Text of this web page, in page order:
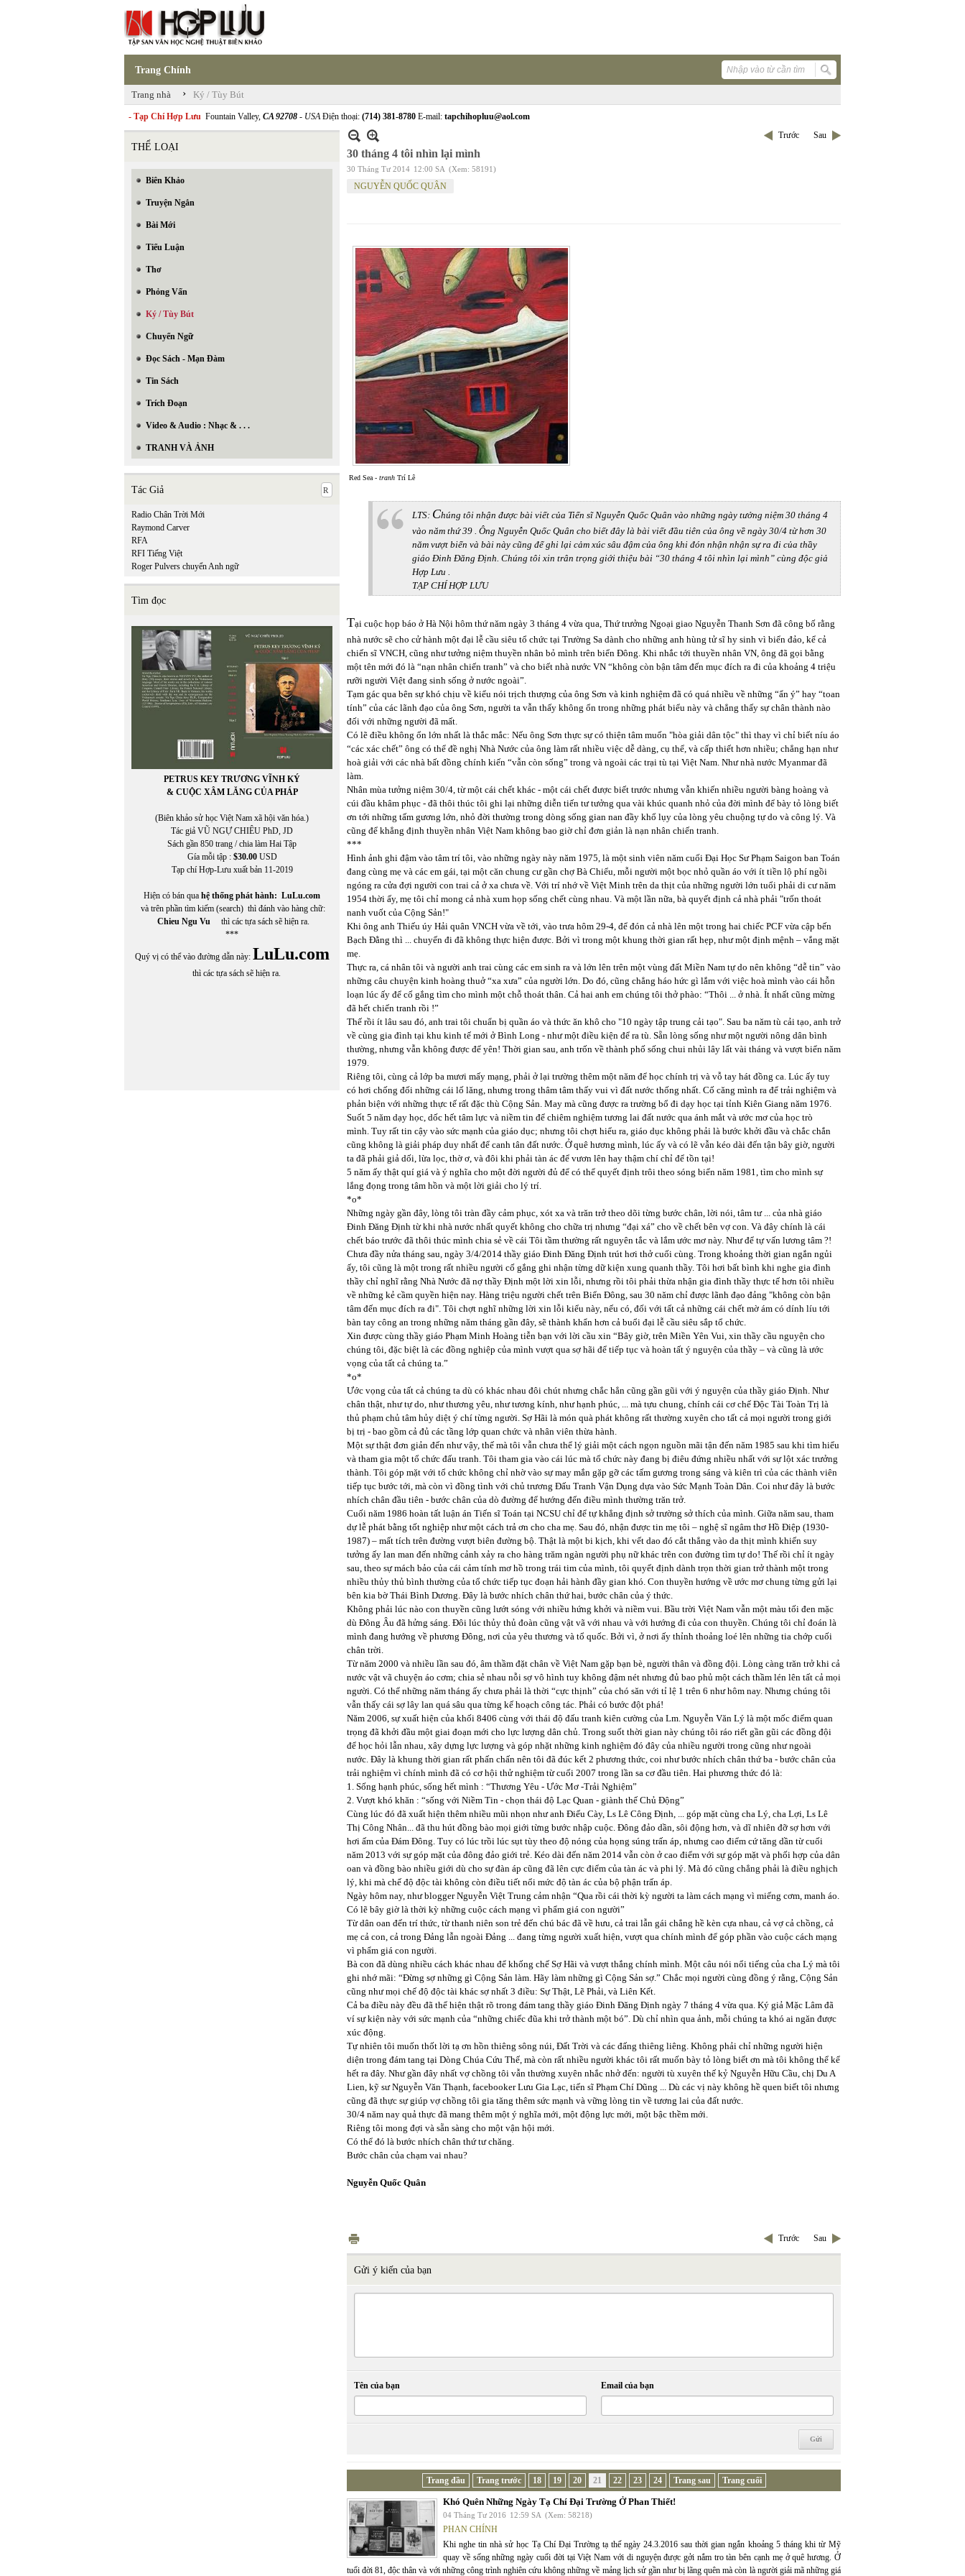
Trang Chính
Trang nhà › Ký / Tùy Bút
- Tạp Chí Hợp Lưu Fountain Valley, CA 92708 - USAĐiện thoại: (714) 381-8780 E-mail: tapchihopluu@aol.com
THỂ LOẠI
Biên Khảo
Truyện Ngắn
Bài Mới
Tiểu Luận
Thơ
Phỏng Vấn
Ký / Tùy Bút
Chuyển Ngữ
Đọc Sách - Mạn Đàm
Tin Sách
Trích Đoạn
Video & Audio : Nhạc & . . .
TRANH VÀ ẢNH
Tác Giả
Radio Chân Trời Mới
Raymond Carver
RFA
RFI Tiếng Việt
Roger Pulvers chuyển Anh ngữ
Tìm đọc
PETRUS KEY TRƯƠNG VĨNH KÝ
& CUỘC XÂM LĂNG CỦA PHÁP
(Biên khảo sử học Việt Nam xã hội văn hóa.)
Tác giả VŨ NGỰ CHIÊU PhD, JD
Sách gần 850 trang / chia làm Hai Tập
Gía mỗi tập : $30.00USD
Tạp chí Hợp-Lưu xuất bản 11-2019
Hiện có bán qua hệ thống phát hành: LuLu.com
và trên phần tìm kiếm (search) thì đánh vào hàng chữ:
Chieu Ngu Vu thì các tựa sách sẽ hiện ra.
***
Quý vị có thể vào đường dẫn này: LuLu.com
thì các tựa sách sẽ hiện ra.
Trước Sau
30 tháng 4 tôi nhìn lại mình
30 Tháng Tư 2014 12:00 SA (Xem: 58191)
NGUYỄN QUỐC QUÂN
Red Sea - tranh Trí Lê
LTS: Chúng tôi nhận được bài viết của Tiến sĩ Nguyễn Quốc Quân vào những ngày tưởng niệm 30 tháng 4
vào năm thứ 39 . Ông Nguyễn Quốc Quân cho biết đây là bài viết đầu tiên của ông về ngày 30/4 từ hơn 30
năm vượt biển và bài này cũng để ghi lại cảm xúc sâu đậm của ông khi đón nhận nhận sự ra đi của thầy
giáo Đinh Đăng Định. Chúng tôi xin trân trọng giới thiệu bài “30 tháng 4 tôi nhìn lại mình” cùng độc giả
Hợp Lưu .
TẠP CHÍ HỢP LƯU
Tại cuộc họp báo ở Hà Nội hôm thứ năm ngày 3 tháng 4 vừa qua, Thứ trưởng Ngoại giao Nguyễn Thanh Sơn đã công bố rằng
nhà nước sẽ cho cử hành một đại lễ cầu siêu tổ chức tại Trường Sa dành cho những anh hùng tử sĩ hy sinh vì biển đảo, kể cả
chiến sĩ VNCH, cũng như tưởng niệm thuyền nhân bỏ mình trên biển Đông. Khi nhắc tới thuyền nhân VN, ông đã gọi bằng
một tên mới đó là “nạn nhân chiến tranh” và cho biết nhà nước VN “không còn bận tâm đến mục đích ra đi của khoảng 4 triệu
rưỡi người Việt đang sinh sống ở nước ngoài”.
Tạm gác qua bên sự khó chịu về kiểu nói trịch thượng của ông Sơn và kinh nghiệm đã có quá nhiều về những “ẩn ý” hay “toan
tính” của các lãnh đạo của ông Sơn, người ta vẫn thấy không ổn trong những phát biểu này và chẳng thấy sự chân thành nào
đối với những người đã mất.
Có lẽ điều không ổn lớn nhất là thắc mắc: Nếu ông Sơn thực sự có thiện tâm muốn "hòa giải dân tộc" thì thay vì chỉ biết níu áo
“các xác chết” ông có thể đề nghị Nhà Nước của ông làm rất nhiều việc dễ dàng, cụ thể, và cấp thiết hơn nhiều; chẳng hạn như
hoà giải với các nhà bất đồng chính kiến “vẫn còn sống” trong và ngoài các trại tù tại Việt Nam. Như nhà nước Myanmar đã
làm.
Nhân mùa tưởng niệm 30/4, từ một cái chết khác - một cái chết được biết trước nhưng vẫn khiến nhiều người bàng hoàng và
cúi đầu khâm phục - đã thôi thúc tôi ghi lại những diễn tiến tư tưởng qua vài khúc quanh nhỏ của đời mình để bày tỏ lòng biết
ơn tới những tấm gương lớn, nhỏ đời thường trong dòng sống gian nan đầy khổ lụy của lòng yêu chuộng tự do và công lý. Và
cũng để khẳng định thuyền nhân Việt Nam không bao giờ chỉ đơn giản là nạn nhân chiến tranh.
***
Hình ảnh ghi đậm vào tâm trí tôi, vào những ngày này năm 1975, là một sinh viên năm cuối Đại Học Sư Phạm Saigon ban Toán
đang cùng mẹ và các em gái, tại một căn chung cư gần chợ Bà Chiểu, mỗi người một bọc nhỏ quần áo với ít tiền lộ phí ngồi
ngóng ra cửa đợi người con trai cả ở xa chưa về. Với trí nhớ về Việt Minh trên da thịt của những người lớn tuổi phải di cư năm
1954 thời ấy, mẹ tôi chỉ mong cả nhà xum họp sống chết cùng nhau. Và một lần nữa, bà quyết định cả nhà phải "trốn thoát
nanh vuốt của Cộng Sản!"
Khi ông anh Thiếu úy Hải quân VNCH vừa về tới, vào trưa hôm 29-4, để đón cả nhà lên một trong hai chiếc PCF vừa cập bến
Bạch Đằng thì ... chuyến đi đã không thực hiện được. Bởi vì trong một khung thời gian rất hẹp, như một định mệnh – vắng mặt
mẹ.
Thực ra, cá nhân tôi và người anh trai cùng các em sinh ra và lớn lên trên một vùng đất Miền Nam tự do nên không “dễ tin” vào
những câu chuyện kinh hoàng thuở “xa xưa” của người lớn. Do đó, cũng chẳng háo hức gì lắm với việc hoà mình vào cái hỗn
loạn lúc ấy để cố gắng tìm cho mình một chỗ thoát thân. Cả hai anh em chúng tôi thở phào: “Thôi ... ở nhà. Ít nhất cũng mừng
đã hết chiến tranh rồi !”
Thế rồi ít lâu sau đó, anh trai tôi chuẩn bị quần áo và thức ăn khô cho "10 ngày tập trung cải tạo". Sau ba năm tù cải tạo, anh trở
về cùng gia đình tại khu kinh tế mới ở Bình Long - như một điều kiện để ra tù. Sẵn lòng sống như một người nông dân bình
thường, nhưng vẫn không được để yên! Thời gian sau, anh trốn về thành phố sống chui nhủi lây lất vài tháng và vượt biển năm
1979.
Riêng tôi, cùng cả lớp ba mươi mấy mạng, phải ở lại trường thêm một năm để học chính trị và vỗ tay hát đồng ca. Lúc ấy tuy
có hơi chống đối những cái lố lăng, nhưng trong thâm tâm thấy vui vì đất nước thống nhất. Cố căng mình ra để trải nghiệm và
phản biện với những thực tế rất đặc thù Cộng Sản. May mà cũng được ra trường bổ đi dạy học tại tỉnh Kiên Giang năm 1976.
Suốt 5 năm dạy học, dốc hết tâm lực và niềm tin để chiêm nghiệm tương lai đất nước qua ánh mắt và ước mơ của học trò
mình. Tuy rất tin cậy vào sức mạnh của giáo dục; nhưng tôi chợt hiểu ra, giáo dục không phải là bước khởi đầu và chắc chắn
cũng không là giải pháp duy nhất để canh tân đất nước. Ở quê hương mình, lúc ấy và có lẽ vẫn kéo dài đến tận bây giờ, người
ta đã phải giả dối, lừa lọc, thờ ơ, và đôi khi phải tàn ác để vươn lên hay thậm chí chỉ để tồn tại!
5 năm ấy thật quí giá và ý nghĩa cho một đời người đủ để có thể quyết định trôi theo sóng biển năm 1981, tìm cho mình sự
lắng đọng trong tâm hồn và một lời giải cho lý trí.
*o*
Những ngày gần đây, lòng tôi tràn đầy cảm phục, xót xa và trăn trở theo dõi từng bước chân, lời nói, tâm tư ... của nhà giáo
Đinh Đăng Định từ khi nhà nước nhất quyết không cho chữa trị nhưng “đại xá” cho về chết bên vợ con. Và đây chính là cái
chết báo trước đã thôi thúc mình chia sẻ về cái Tôi tầm thường rất nguyên tắc và lắm ước mơ này. Như để tự vấn lương tâm ?!
Chưa đầy nửa tháng sau, ngày 3/4/2014 thầy giáo Đinh Đăng Định trút hơi thở cuối cùng. Trong khoảng thời gian ngắn ngủi
ấy, tôi cũng là một trong rất nhiều người cố gắng ghi nhận từng dữ kiện xung quanh thầy. Tôi hơi bất bình khi nghe gia đình
thầy chỉ nghĩ rằng Nhà Nước đã nợ thầy Định một lời xin lỗi, nhưng rồi tôi phải thừa nhận gia đình thầy thực tế hơn tôi nhiều
về những kẻ cầm quyền hiện nay. Hàng triệu người chết trên Biển Đông, sau 30 năm chỉ được lãnh đạo đảng "không còn bận
tâm đến mục đích ra đi". Tôi chợt nghĩ những lời xin lỗi kiểu này, nếu có, đối với tất cả những cái chết mờ ám có dính líu tới
bàn tay công an trong những năm tháng gần đây, sẽ thành khẩn hơn cả buổi đại lễ cầu siêu sắp tổ chức.
Xin được cùng thầy giáo Phạm Minh Hoàng tiễn bạn với lời cầu xin “Bây giờ, trên Miền Yên Vui, xin thầy cầu nguyện cho
chúng tôi, đặc biệt là các đồng nghiệp của mình vượt qua sợ hãi để tiếp tục và hoàn tất ý nguyện của thầy – và cũng là ước
vọng của tất cả chúng ta.”
*o*
Ước vọng của tất cả chúng ta dù có khác nhau đôi chút nhưng chắc hẳn cũng gần gũi với ý nguyện của thầy giáo Định. Như
chân thật, như tự do, như thương yêu, như tương kính, như hạnh phúc, ... mà tựu chung, chính cái cơ chế Độc Tài Toàn Trị là
thủ phạm chủ tâm hủy diệt ý chí từng người. Sợ Hãi là món quà phát không rất thường xuyên cho tất cả mọi người trong giới
bị trị - bao gồm cả đủ các tầng lớp quan chức và nhân viên thừa hành.
Một sự thật đơn giản đến như vậy, thế mà tôi vẫn chưa thể lý giải một cách ngọn nguồn mãi tận đến năm 1985 sau khi tìm hiểu
và tham gia một tổ chức đấu tranh. Tôi tham gia vào cái lúc mà tổ chức này đang bị điêu đứng nhiều nhất với sự lột xác trưởng
thành. Tôi góp mặt với tổ chức không chỉ nhờ vào sự may mắn gặp gỡ các tấm gương trong sáng và kiên trì của các thành viên
tiếp tục bước tới, mà còn vì đồng tình với chủ trương Đấu Tranh Vận Dụng dựa vào Sức Mạnh Toàn Dân. Coi như đây là bước
nhích chân đầu tiên - bước chân của dò đường để hướng đến điều mình thường trăn trở.
Cuối năm 1986 hoàn tất luận án Tiến sĩ Toán tại NCSU chỉ để tự khẳng định sở trường sở thích của mình. Giữa năm sau, tham
dự lễ phát bằng tốt nghiệp như một cách trả ơn cho cha mẹ. Sau đó, nhận được tin mẹ tôi – nghệ sĩ ngâm thơ Hồ Điệp (1930-
1987) – mất tích trên đường vượt biên đường bộ. Thật là một bi kịch, khi vết dao đó cắt thẳng vào da thịt mình khiến suy
tưởng ấy lan man đến những cảnh xảy ra cho hàng trăm ngàn người phụ nữ khác trên con đường tìm tự do! Thế rồi chỉ ít ngày
sau, theo sự mách bảo của cái cảm tính mơ hồ trong trái tim của mình, tôi quyết định dành trọn thời gian trở thành một trong
nhiều thủy thủ bình thường của tổ chức tiếp tục đoạn hải hành đầy gian khó. Con thuyền hướng về ước mơ chung từng gửi lại
bên kia bờ Thái Bình Dương. Đây là bước nhích chân thứ hai, bước chân của ý thức.
Không phải lúc nào con thuyền cũng lướt sóng với nhiều hứng khởi và niềm vui. Bầu trời Việt Nam vẫn một màu tối đen mặc
dù Đông Âu đã hửng sáng. Đôi lúc thủy thủ đoàn cũng vật vã với nhau và với hướng đi của con thuyền. Chúng tôi chỉ đoán là
mình đang hướng về phương Đông, nơi của yêu thương và tổ quốc. Bởi vì, ở nơi ấy thỉnh thoảng loé lên những tia chớp cuối
chân trời.
Từ năm 2000 và nhiều lần sau đó, âm thầm đặt chân về Việt Nam gặp bạn bè, người thân và đồng đội. Lòng càng trăn trở khi cả
nước vật vã chuyện áo cơm; chia sẻ nhau nỗi sợ vô hình tuy không đậm nét nhưng đủ bao phủ một cách thầm lén lên tất cả mọi
người. Có thể những năm tháng ấy chưa phải là thời “cực thịnh” của chó săn với tỉ lệ 1 trên 6 như hôm nay. Nhưng chúng tôi
vẫn thấy cái sợ lây lan quá sâu qua từng kế hoạch công tác. Phải có bước đột phá!
Năm 2006, sự xuất hiện của khối 8406 cùng với thái độ đấu tranh kiên cường của Lm. Nguyễn Văn Lý là một mốc điểm quan
trọng đã khởi đầu một giai đoạn mới cho lực lượng dân chủ. Trong suốt thời gian này chúng tôi ráo riết gần gũi các đồng đội
để học hỏi lẫn nhau, xây dựng lực lượng và góp nhặt những kinh nghiệm đó đây của nhiều người trong cũng như ngoài
nước. Đây là khung thời gian rất phấn chấn nên tôi đã đúc kết 2 phương thức, coi như bước nhích chân thứ ba - bước chân của
trải nghiệm vì chính mình đã có cơ hội thử nghiệm từ cuối 2007 trong lần sa cơ đầu tiên. Hai phương thức đó là:
1. Sống hạnh phúc, sống hết mình : “Thương Yêu - Ước Mơ -Trải Nghiệm”
2. Vượt khó khăn : “sống với Niềm Tin - chọn thái độ Lạc Quan - giành thế Chủ Động”
Cùng lúc đó đã xuất hiện thêm nhiều mũi nhọn như anh Điếu Cày, Ls Lê Công Định, ... góp mặt cùng cha Lý, cha Lợi, Ls Lê
Thị Công Nhân... đã thu hút đồng bào mọi giới từng bước nhập cuộc. Đông đảo dần, sôi động hơn, và dĩ nhiên đỡ sợ hơn với
hơi ấm của Đám Đông. Tuy có lúc trồi lúc sụt tùy theo độ nóng của họng súng trấn áp, nhưng cao điểm cứ tăng dần từ cuối
năm 2013 với sự góp mặt của đông đảo giới trẻ. Kéo dài đến năm 2014 vẫn còn ở cao điểm với sự góp mặt và phối hợp của dân
oan và đồng bào nhiều giới dù cho sự đàn áp cũng đã lên cực điểm của tàn ác và phi lý. Mà đó cũng chẳng phải là điều nghịch
lý, khi mà chế độ độc tài không còn điều tiết nổi mức độ tàn ác của bộ phận trấn áp.
Ngày hôm nay, như blogger Nguyễn Việt Trung cảm nhận “Qua rồi cái thời kỳ người ta làm cách mạng vì miếng cơm, manh áo.
Có lẽ bây giờ là thời kỳ những cuộc cách mạng vì phẩm giá con người”
Từ dân oan đến trí thức, từ thanh niên son trẻ đến chú bác đã về hưu, cả trai lẫn gái chẳng hề kèn cựa nhau, cả vợ cả chồng, cả
mẹ cả con, cả trong Đảng lẫn ngoài Đảng ... đang từng người xuất hiện, vượt qua chính mình để góp phần vào cuộc cách mạng
vì phẩm giá con người.
Bà con đã dùng nhiều cách khác nhau để khống chế Sợ Hãi và vượt thắng chính mình. Một câu nói nổi tiếng của cha Lý mà tôi
ghi nhớ mãi: “Đừng sợ những gì Cộng Sản làm. Hãy làm những gì Cộng Sản sợ.” Chắc mọi người cùng đồng ý rằng, Cộng Sản
cũng như mọi chế độ độc tài khác sợ nhất 3 điều: Sự Thật, Lẽ Phải, và Liên Kết.
Cả ba điều này đều đã thể hiện thật rõ trong đám tang thầy giáo Đinh Đăng Định ngày 7 tháng 4 vừa qua. Ký giả Mặc Lâm đã
ví sự kiện này với sức mạnh của “những chiếc đũa khi trở thành một bó”. Dù chỉ nhìn qua ảnh, mỗi chúng ta khó ai ngăn được
xúc động.
Tự nhiên tôi muốn thốt lời tạ ơn hồn thiêng sông núi, Đất Trời và các đấng thiêng liêng. Không phải chỉ những người hiện
diện trong đám tang tại Dòng Chúa Cứu Thế, mà còn rất nhiều người khác tôi rất muốn bày tỏ lòng biết ơn mà tôi không thể kể
hết ra đây. Như gần đây nhất vợ chồng tôi vẫn thường xuyên nhắc nhở đến: người tù xuyên thế kỷ Nguyễn Hữu Cầu, chị Du A
Lien, kỹ sư Nguyễn Văn Thạnh, facebooker Lưu Gia Lạc, tiến sĩ Phạm Chí Dũng ... Dù các vị này không hề quen biết tôi nhưng
cũng đã thực sự giúp vợ chồng tôi gia tăng thêm sức mạnh và vững lòng tin về tương lai của đất nước.
30/4 năm nay quả thực đã mang thêm một ý nghĩa mới, một động lực mới, một bậc thềm mới.
Riêng tôi mong đợi và sẵn sàng cho một vận hội mới.
Có thể đó là bước nhích chân thứ tư chăng.
Bước chân của chạm vai nhau?
Nguyễn Quốc Quân
Trước Sau
Gửi ý kiến của bạn
Tên của bạn Email của bạn
Trang đầu Trang trước 18 19 20 21 22 23 24 Trang sau Trang cuối
Khó Quên Những Ngày Tạ Chí Đại Trường Ở Phan Thiết!
04 Tháng Tư 2016 12:59 SA (Xem: 58218)
PHAN CHÍNH
Khi nghe tin nhà sử học Tạ Chí Đại Trường tạ thế ngày 24.3.2016 sau thời gian ngắn khoảng 5 tháng khi từ Mỹ
quay về sống những ngày cuối đời tại Việt Nam với di nguyện được gởi nắm tro tàn bên cạnh mẹ ở quê hương. Ở
tuổi đời 81, độc thân và với những công trình nghiên cứu không những về mảng lịch sử gần như bị lãng quên mà còn là người giải mã những giá